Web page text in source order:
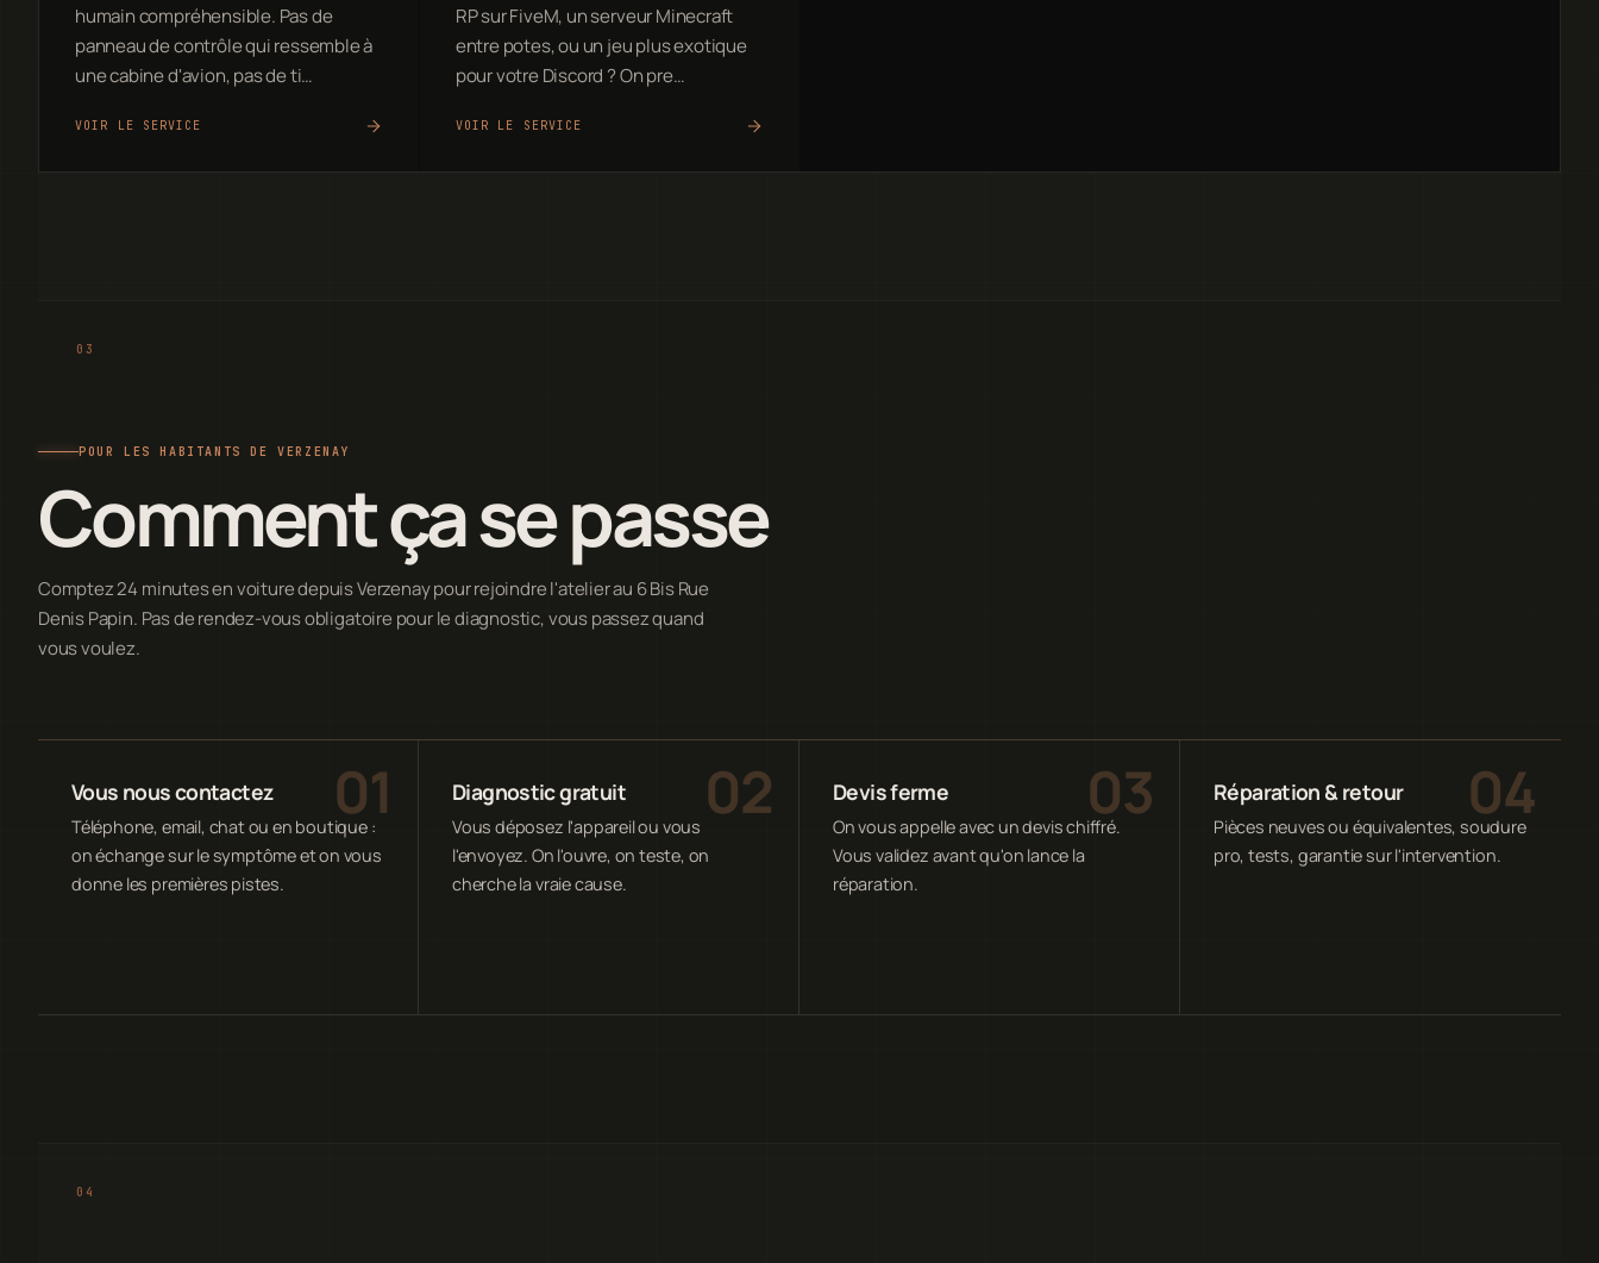
humain compréhensible. Pas de
panneau de contrôle qui ressemble à
une cabine d'avion, pas de ti…
VOIR LE SERVICE
RP sur FiveM, un serveur Minecraft
entre potes, ou un jeu plus exotique
pour votre Discord ? On pre…
VOIR LE SERVICE
POUR LES HABITANTS DE VERZENAY
Comment ça se passe
Comptez 24 minutes en voiture depuis Verzenay pour rejoindre l'atelier au 6 Bis Rue
Denis Papin. Pas de rendez-vous obligatoire pour le diagnostic, vous passez quand
vous voulez.
Vous nous contactez
Téléphone, email, chat ou en boutique :
on échange sur le symptôme et on vous
donne les premières pistes.
Diagnostic gratuit
Vous déposez l'appareil ou vous
l'envoyez. On l'ouvre, on teste, on
cherche la vraie cause.
Devis ferme
On vous appelle avec un devis chiffré.
Vous validez avant qu'on lance la
réparation.
Réparation & retour
Pièces neuves ou équivalentes, soudure
pro, tests, garantie sur l'intervention.